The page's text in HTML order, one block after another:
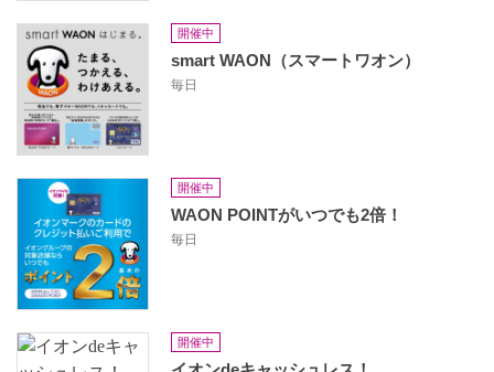
開催中
smart WAON（スマートワオン）
毎日
開催中
WAON POINTがいつでも2倍！
毎日
開催中